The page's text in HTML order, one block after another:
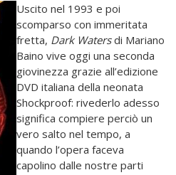
Uscito nel 1993 e poi
scomparso con immeritata
fretta, Dark Watersdi Mariano
Baino vive oggi una seconda
giovinezza grazie all’edizione
DVD italiana della neonata
Shockproof: rivederlo adesso
significa compiere perciò un
vero salto nel tempo, a
quando l’opera faceva
capolino dalle nostre parti